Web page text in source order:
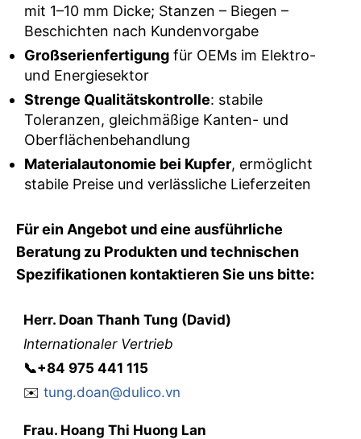
mit 1–10 mm Dicke; Stanzen – Biegen –
Beschichten nach Kundenvorgabe
Großserienfertigung für OEMs im Elektro-
und Energiesektor
Strenge Qualitätskontrolle: stabile
Toleranzen, gleichmäßige Kanten- und
Oberflächenbehandlung
Materialautonomie bei Kupfer, ermöglicht
stabile Preise und verlässliche Lieferzeiten
Für ein Angebot und eine ausführliche
Beratung zu Produkten und technischen
Spezifikationen kontaktieren Sie uns bitte:
Herr. Doan Thanh Tung (David)
Internationaler Vertrieb
📞+84 975 441 115
✉️ tung.doan@dulico.vn
Frau. Hoang Thi Huong Lan